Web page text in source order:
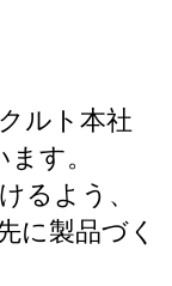
ルト本社
す。
るよう、
に製品づく